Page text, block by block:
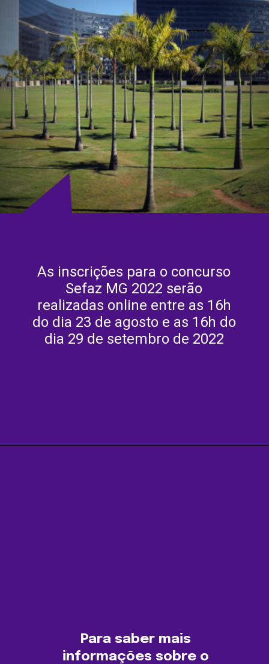
As inscrições para o concurso
Sefaz MG 2022 serão
realizadas online entre as 16h
do dia 23 de agosto e as 16h do
dia 29 de setembro de 2022
Para saber mais
informações sobre o